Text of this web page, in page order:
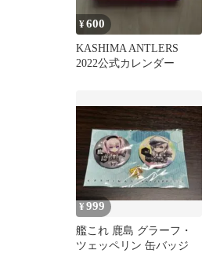
¥600
KASHIMA ANTLERS
2022公式カレンダー
¥999
艦これ 鹿島 グラーフ・
ツェッペリン 缶バッジ